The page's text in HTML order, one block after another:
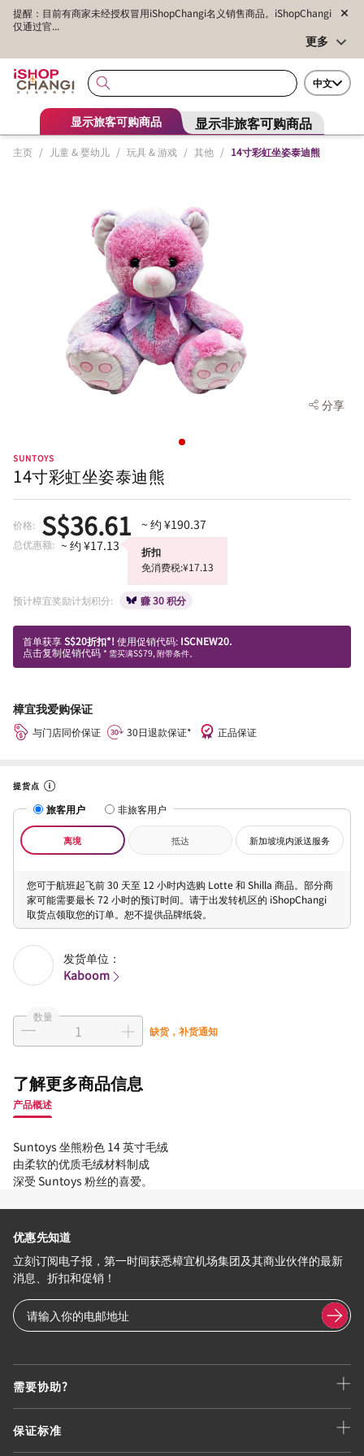
提醒：目前有商家未经授权冒用iShopChangi名义销售商品。iShopChangi
仅通过官...
更多
中文
显示旅客可购商品 显示非旅客可购商品
主页 / 儿童 & 婴幼儿 / 玩具 & 游戏 / 其他 / 14寸彩虹坐姿泰迪熊
分享
SUNTOYS
14寸彩虹坐姿泰迪熊
价格: S$36.61 ~ 约 ¥190.37
总优惠额: ~ 约 ¥17.13
折扣
免消费税:¥17.13
预计樟宜奖励计划积分: 赚 30 积分
首单获享S$20折扣*! 使用促销代码: ISCNEW20.
点击复制促销代码 * 需买满S$79, 附带条件。
樟宜我爱购保证
与门店同价保证 30日退款保证* 正品保证
提货点
旅客用户 非旅客用户
离境 抵达 新加坡境内派送服务
您可于航班起飞前 30 天至 12 小时内选购 Lotte 和 Shilla 商品。部分商
家可能需要最长 72 小时的预订时间。请于出发转机区的 iShopChangi
取货点领取您的订单。恕不提供品牌纸袋。
发货单位：
Kaboom
数量
缺货，补货通知
了解更多商品信息
产品概述
Suntoys 坐熊粉色 14 英寸毛绒
由柔软的优质毛绒材料制成
深受 Suntoys 粉丝的喜爱。
需要协助?
保证标准
优惠先知道
立刻订阅电子报，第一时间获悉樟宜机场集团及其商业伙伴的最新
消息、折扣和促销！